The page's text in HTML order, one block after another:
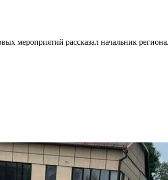
мероприятий рассказал начальник